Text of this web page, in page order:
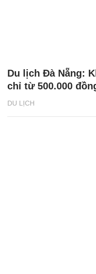
DU LỊCH
Du lịch Đà Nẵng:
chỉ từ 500.000